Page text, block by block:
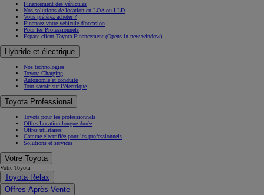
Financement des véhicules
Nos solutions de location en LOA ou LLD
Vous préférez acheter ?
Financez votre véhicule d'occasion
Pour les Professionnels
Espace client Toyota Financement (Opens in new window)
Hybride et électrique
Nos technologies
Toyota Charging
Autonomie et conduite
Tout savoir sur l’électrique
Toyota Professional
Toyota pour les professionnels
Offres Location longue durée
Offres utilitaires
Gamme électrifiée pour les professionnels
Solutions et services
Votre Toyota
Votre Toyota
Toyota Relax
Offres Après-Vente